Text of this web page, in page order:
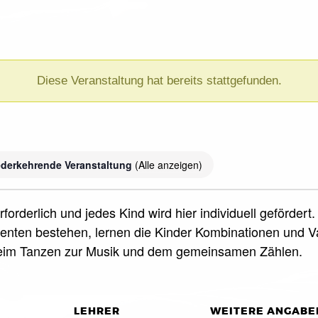
Diese Veranstaltung hat bereits stattgefunden.
Veranstaltung (Alle anzeigen)
und jedes Kind wird hier individuell
bestehen, lernen die Kinder Kombinationen und
Tanzen zur Musik und dem gemeinsamen Zählen.
LEHRER WEITERE